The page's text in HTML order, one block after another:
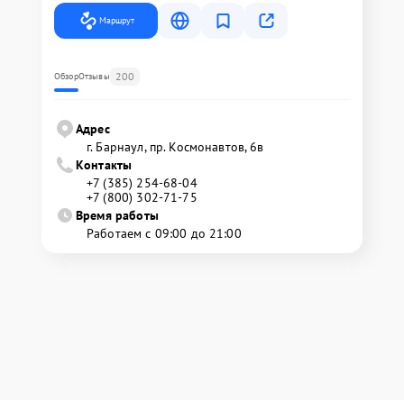
Маршрут
ОбзорОтзывы 200
Адрес
г. Барнаул, ​пр. Космонавтов, 6в
Контакты
+7 (385) 254-68-04
+7 (800) 302-71-75
Время работы
Работаем с 09:00 до 21:00